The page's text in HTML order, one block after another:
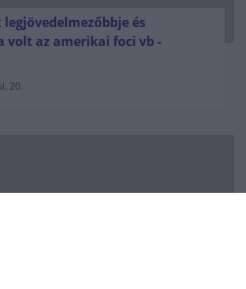
és
volt az amerikai foci vb -
20.